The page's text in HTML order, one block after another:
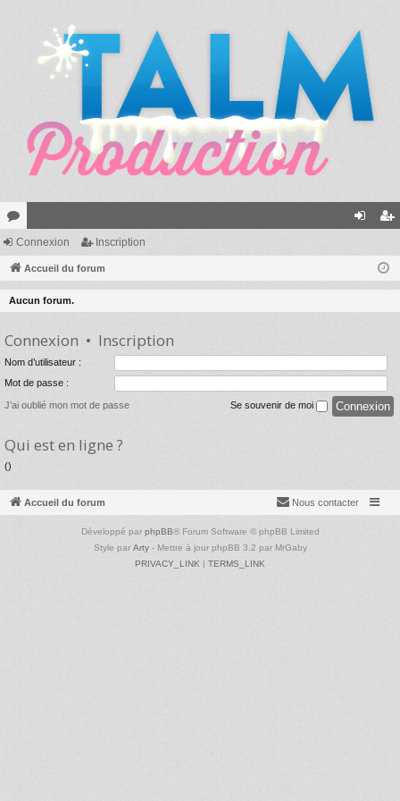
or
u
m
cri
Connexion Inscription
Accueil du forum
Aucun forum.
Connexion • Inscription
Nom d’utilisateur :
Mot de passe :
J’ai oublié mon mot de passe Se souvenir de moi
Qui est en ligne ?
()
Accueil du forum Nous contacter
Développé par phpBB® Forum Software © phpBB Limited
Style par Arty- Mettre à jour phpBB 3.2 par MrGaby
PRIVACY_LINK | TERMS_LINK